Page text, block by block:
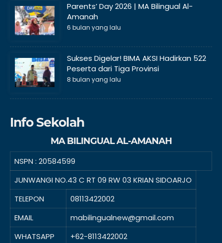
Parents’ Day 2026 | MA Bilingual Al-
Amanah
6 bulan yang lalu
Sukses Digelar! BIMA AKSI Hadirkan 522
Peserta dari Tiga Provinsi
8 bulan yang lalu
Info Sekolah
MA BILINGUAL AL-AMANAH
NSPN : 20584599
JUNWANGI NO.43 C RT 09 RW 03 KRIAN SIDOARJO
TELEPON
08113422002
EMAIL
mabilingualnew@gmail.com
WHATSAPP
+62-8113422002